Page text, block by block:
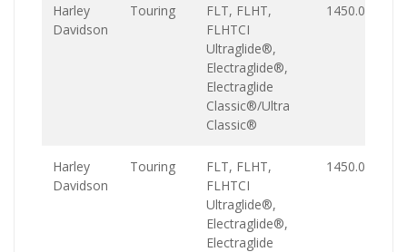
Harley
Davidson
Touring
FLT, FLHT,
FLHTCI
Ultraglide®,
Electraglide®,
Electraglide
Classic®/Ultra
Classic®
1450.0
Harley
Davidson
Touring
FLT, FLHT,
FLHTCI
Ultraglide®,
Electraglide®,
Electraglide
1450.0